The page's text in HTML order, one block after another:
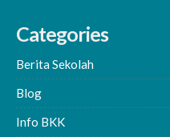
Categories
Berita Sekolah
Blog
Info BKK